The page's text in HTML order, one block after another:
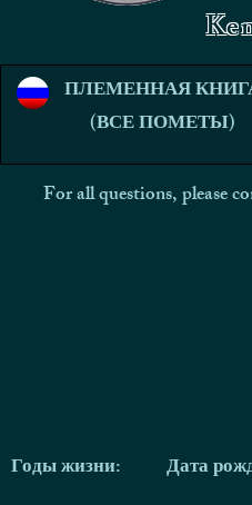
ПЛЕМЕННАЯ
(ВСЕ ПОМЕТЫ)
For all questions, please
Годы жизни:
Дата